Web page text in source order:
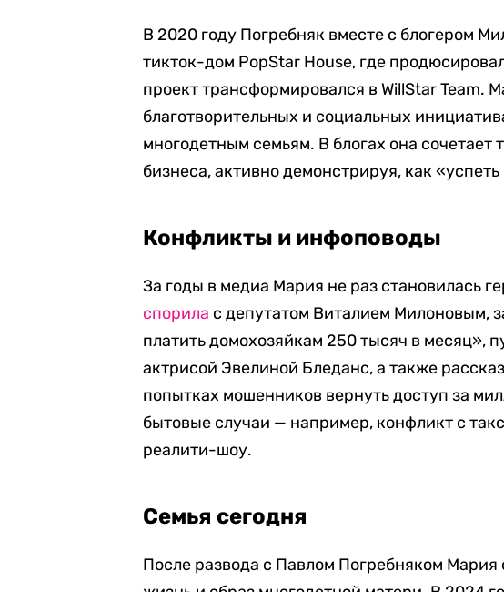
В 2020 году Погребняк вместе с блогером
тикток-дом PopStar House, где
проект трансформировался в WillStar Team.
благотворительных и социальных
многодетным семьям. В блогах она
бизнеса, активно демонстрируя, как «успеть
Конфликты и инфоповоды
За годы в медиа Мария не раз становилась
спорила с депутатом Виталием Милоновым,
платить домохозяйкам 250 тысяч в месяц»,
актрисой Эвелиной Бледанс, а также
попытках мошенников вернуть доступ за
бытовые случаи — например, конфликт с
реалити-шоу.
Семья сегодня
После развода с Павлом Погребняком